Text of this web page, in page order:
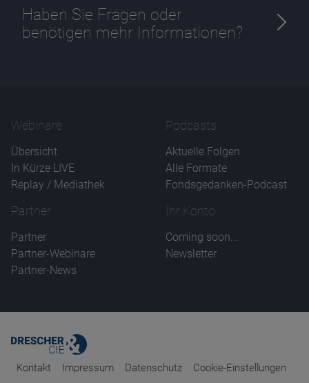
Haben Sie Fragen oder
benötigen mehr Informationen?
Webinare
Übersicht
In Kürze LIVE
Replay / Mediathek
Podcasts
Aktuelle Folgen
Alle Formate
Fondsgedanken-Podcast
Partner
Partner
Partner-Webinare
Partner-News
Ihr Konto
Coming soon...
Newsletter
Kontakt Impressum Datenschutz Cookie-Einstellungen